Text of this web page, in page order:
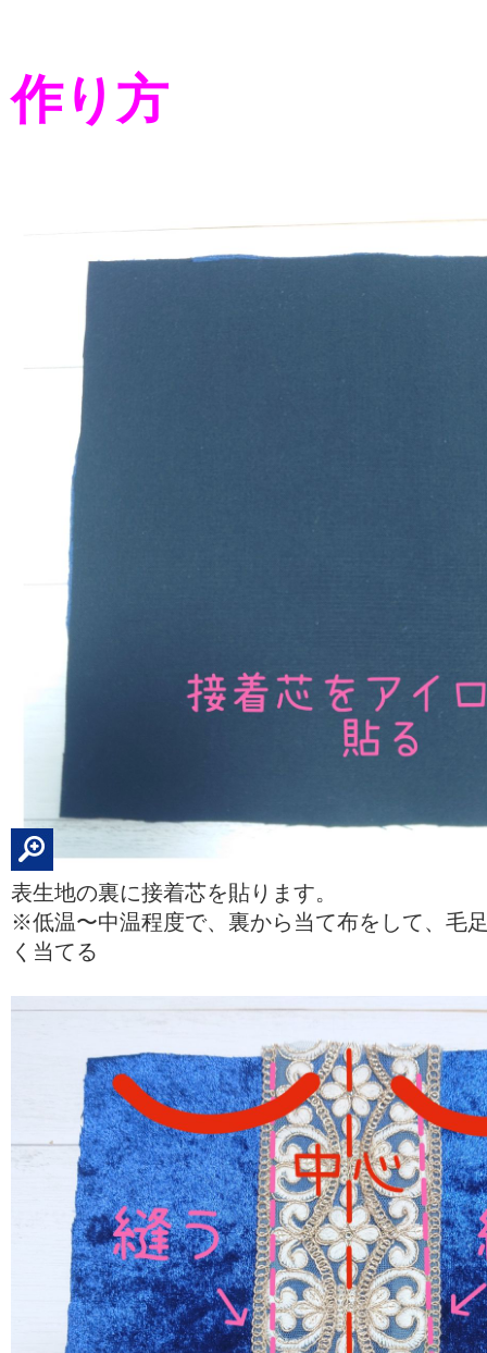
作り方
表生地の裏に接着芯を貼ります。
※低温〜中温程度で、裏から当て布をして、毛
く当てる